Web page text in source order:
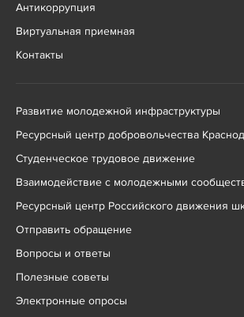
Антикоррупция
Виртуальная приемная
Контакты
Развитие молодежной инфраструктуры
Ресурсный центр добровольчества
Студенческое трудовое движение
Взаимодействие с молодежными
Ресурсный центр Российского движения
Отправить обращение
Вопросы и ответы
Полезные советы
Электронные опросы